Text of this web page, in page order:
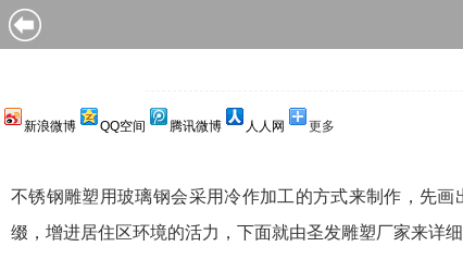
新浪微博 QQ空间 腾讯微博 人人网 更多
不锈钢雕塑用玻璃钢会采用冷作加工的方式来制作，先
缀，增进居住区环境的活力，下面就由圣发雕塑厂家来详细